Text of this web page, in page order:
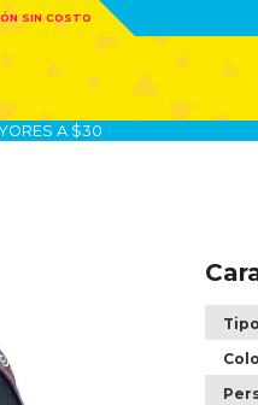
SIN COSTO
A $30
Tipo